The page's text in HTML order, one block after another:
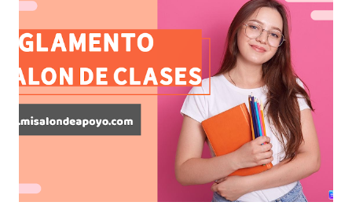
aprendizajes claves que sus nuevos aprendientes ya
lograron alcanzar y de aquellos que aun necesitan
consolidar. Esto con la finalidad de que elaboramos un
plan de intervención adecuado para atender las necesidades
que nuestro grupo requiera de acuerdo a los resultados del
examen trimestral que apliquemos. Sin mas que decir les
damos las gracias para seguir apoyándonos en este nuevo
blog educativo y gracias por su preferencia. Recuerden
que todo material que aquí se comparte solo se hac...